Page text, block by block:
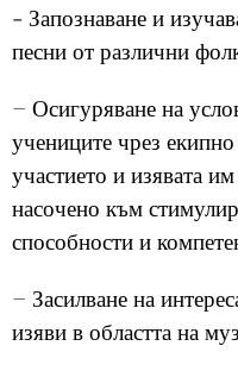
- Запознаване и
песни от различни
− Осигуряване на
учениците чрез
участието и изявата
насочено към
способности и
− Засилване на
изяви в областта на